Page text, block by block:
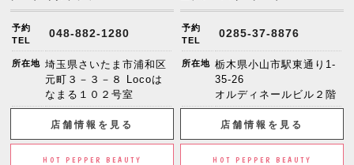
予約
TEL
048-882-1280
所在地 埼玉県さいたま市浦和区
元町３－３－８ Locoは
なまる１０２号室
店舗情報を見る
HOT PEPPER BEAUTY
予約
TEL
0285-37-8876
所在地 栃木県小山市駅東通り1-
35-26
オルディネールビル２階
店舗情報を見る
HOT PEPPER BEAUTY